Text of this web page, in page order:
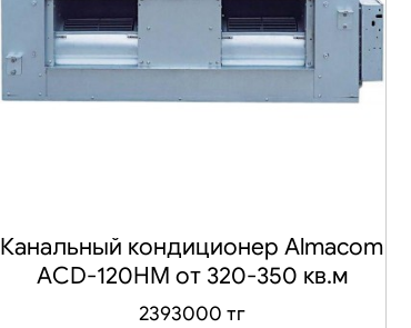
Канальный кондиционер Almacom
AСD-120HM от 320-350 кв.м
2393000 тг